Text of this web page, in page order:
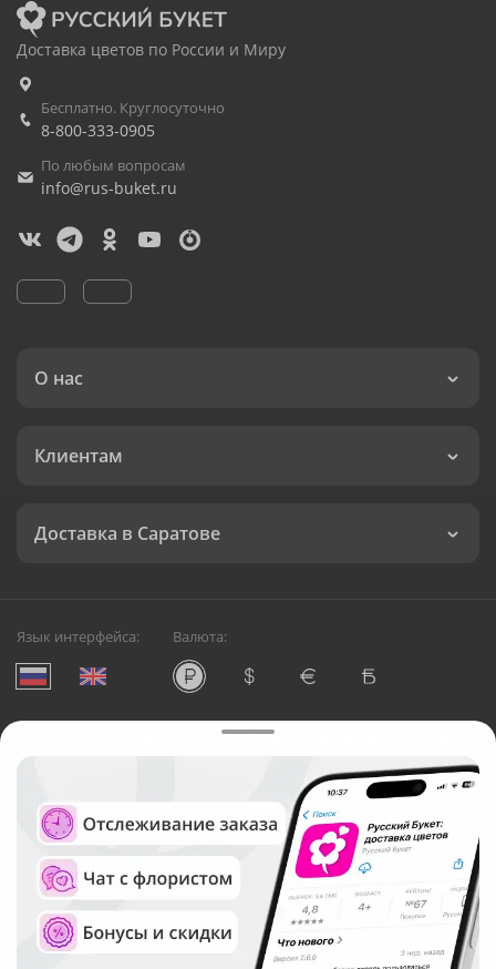
Доставка цветов по России и Миру
Бесплатно. Круглосуточно
8-800-333-0905
По любым вопросам
info@rus-buket.ru
О нас
Клиентам
Доставка в Саратове
Язык интерфейса: Валюта:
Служба круглосуточной доставки цветов в Саратове
Русский Букет, 2026
Общество с ограниченной ответственностью «Технология»
ОГРН: 1195476081745, ИНН: 5410081997
Юридический адрес: г. Новосибирск, ул. Ипподромская,
д.42, оф. 3
Рейтинг Русского букета в г. Саратов